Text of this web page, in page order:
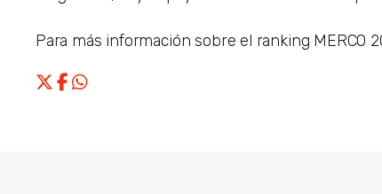
Para más información sobre el ranking MERCO